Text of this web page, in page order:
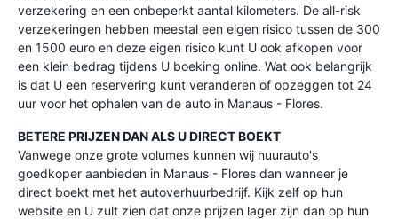
verzekering en een onbeperkt aantal kilometers. De all-risk
verzekeringen hebben meestal een eigen risico tussen de 300
en 1500 euro en deze eigen risico kunt U ook afkopen voor
een klein bedrag tijdens U boeking online. Wat ook belangrijk
is dat U een reservering kunt veranderen of opzeggen tot 24
uur voor het ophalen van de auto in Manaus - Flores.
BETERE PRIJZEN DAN ALS U DIRECT BOEKT
Vanwege onze grote volumes kunnen wij huurauto's
goedkoper aanbieden in Manaus - Flores dan wanneer je
direct boekt met het autoverhuurbedrijf. Kijk zelf op hun
website en U zult zien dat onze prijzen lager zijn dan op hun